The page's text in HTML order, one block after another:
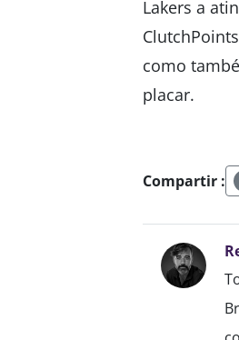
Lakers a
como
placar.
Compartir :